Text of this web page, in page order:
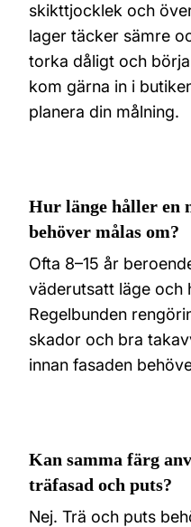
skikttjocklek och
lager täcker sämre
torka dåligt och
kom gärna in i
planera din målning.
Hur länge håller en
behöver målas om?
Ofta 8–15 år
väderutsatt läge och
Regelbunden
skador och bra
innan fasaden
Kan samma färg
träfasad och puts?
Nej. Trä och puts